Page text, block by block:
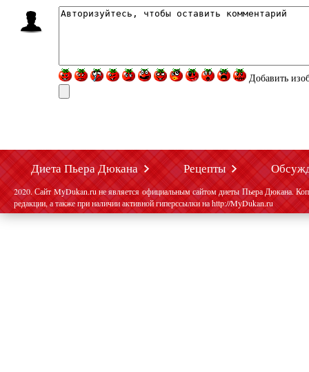
Добавить
Диета Пьера Дюкана Рецепты
2020. Сайт MyDukan.ru не является официальным сайтом диеты Пьера Дюкана.
редакции, а также при наличии активной гиперссылки на http://MyDukan.ru